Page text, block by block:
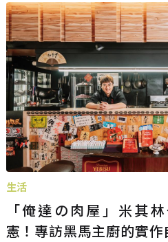
生活
「俺達の肉屋」米其
憲！專訪黑馬主廚的實作